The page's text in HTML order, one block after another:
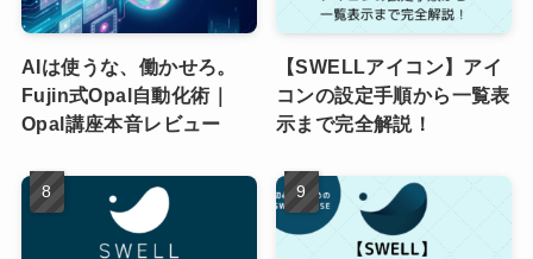
AIは使うな、働かせろ。
Fujin式Opal自動化術｜
Opal講座本音レビュー
【SWELLアイコン】アイ
コンの設定手順から一覧表
示まで完全解説！